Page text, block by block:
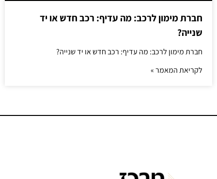
חברת מימון לרכב: מה עדיף: רכב חדש או יד
שנייה?
חברת מימון לרכב: מה עדיף: רכב חדש או יד שנייה?
לקריאת המאמר »